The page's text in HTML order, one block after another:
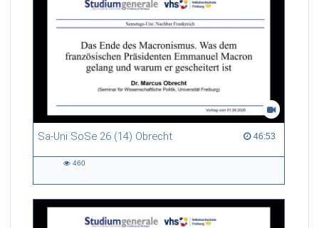
Sa-Uni SoSe 26 (14) Obrecht 46:53
46:53 duration
460